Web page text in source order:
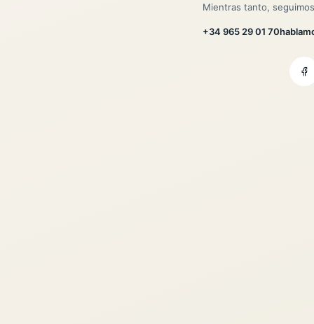
Mientras tanto,
+34 965 29 01 70